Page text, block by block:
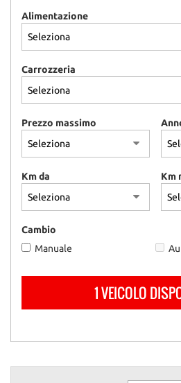
NEWS E PROMO
CONTATTI
Alimentazione
Carrozzeria
Prezzo massimo
Km da Km
Cambio
Manuale
1 VEICOLO
consenso
alle
tecnologie
tracciamento
che
adottiamo
per
offrire
funzionalità
e
di
seguito
informazioni
e
funzionamento